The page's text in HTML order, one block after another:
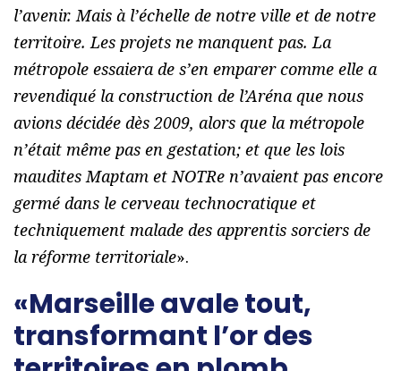
l’avenir. Mais à l’échelle de notre ville et de notre
territoire. Les projets ne manquent pas. La
métropole essaiera de s’en emparer comme elle a
revendiqué la construction de l’Aréna que nous
avions décidée dès 2009, alors que la métropole
n’était même pas en gestation; et que les lois
maudites Maptam et NOTRe n’avaient pas encore
germé dans le cerveau technocratique et
techniquement malade des apprentis sorciers de
la réforme territoriale».
«Marseille avale tout,
transformant l’or des